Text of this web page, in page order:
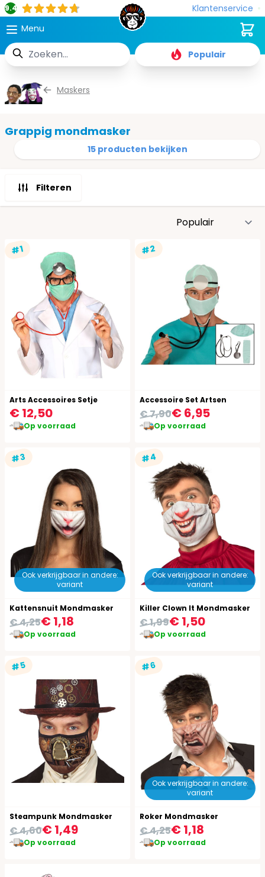
9.4
Klantenservice
Menu
Zoek
Populair
Cart
Maskers
Grappig mondmasker
15 producten bekijken
Filteren
#1
Arts Accessoires Setje
€ 12,50
Op voorraad
#2
Accessoire Set Artsen
€ 6,95
€ 7,90
Op voorraad
#3
Ook verkrijgbaar in andere:
variant
Kattensnuit Mondmasker
€ 1,18
€ 4,25
Op voorraad
#4
Ook verkrijgbaar in andere:
variant
Killer Clown It Mondmasker
€ 1,50
€ 1,99
Op voorraad
#5
Steampunk Mondmasker
€ 1,49
€ 4,60
Op voorraad
#6
Ook verkrijgbaar in andere:
variant
Roker Mondmasker
€ 1,18
€ 4,25
Op voorraad